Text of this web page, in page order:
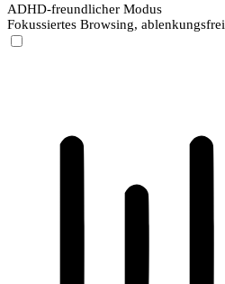
ADHD-freundlicher Modus
Fokussiertes Browsing, ablenkungsfrei